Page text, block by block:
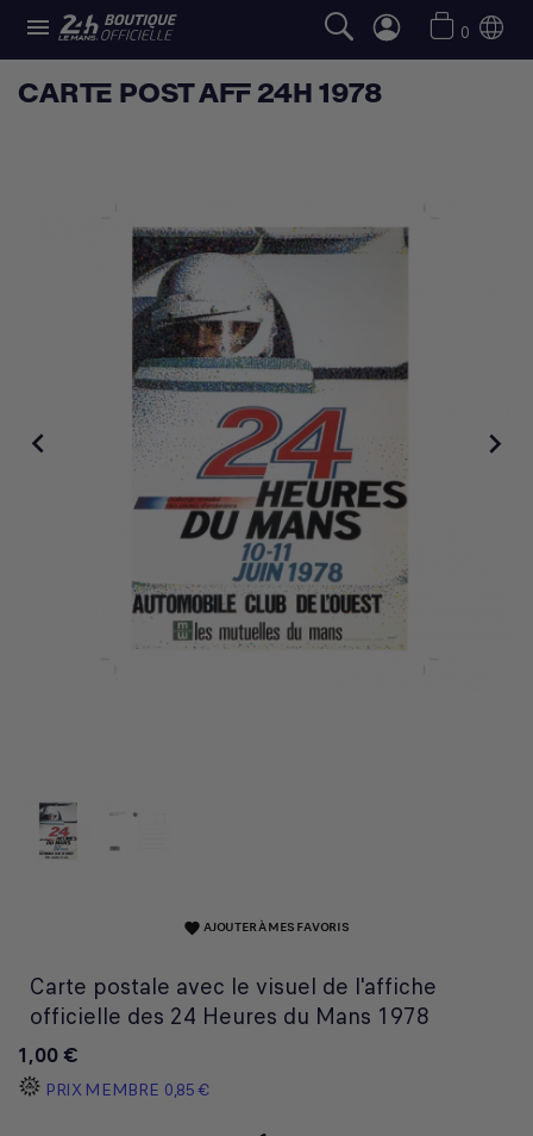
 0
CARTE POST AFF 24H 1978
 
favorite AJOUTER À MES FAVORIS
Carte postale avec le visuel de l'affiche
officielle des 24 Heures du Mans 1978
1,00 €
PRIX MEMBRE 0,85 €